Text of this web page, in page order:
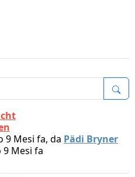
9 Mesi fa, da Pädi Bryner
9 Mesi fa